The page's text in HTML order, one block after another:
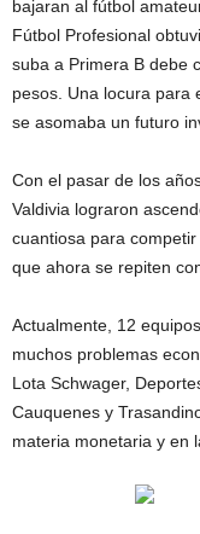
bajaran al fútbol
Fútbol Profesional
suba a Primera B debe
pesos. Una locura para
se asomaba un futuro
Con el pasar de los
Valdivia lograron
cuantiosa para
que ahora se repiten
Actualmente, 12
muchos problemas
Lota Schwager,
Cauquenes y
materia monetaria y en